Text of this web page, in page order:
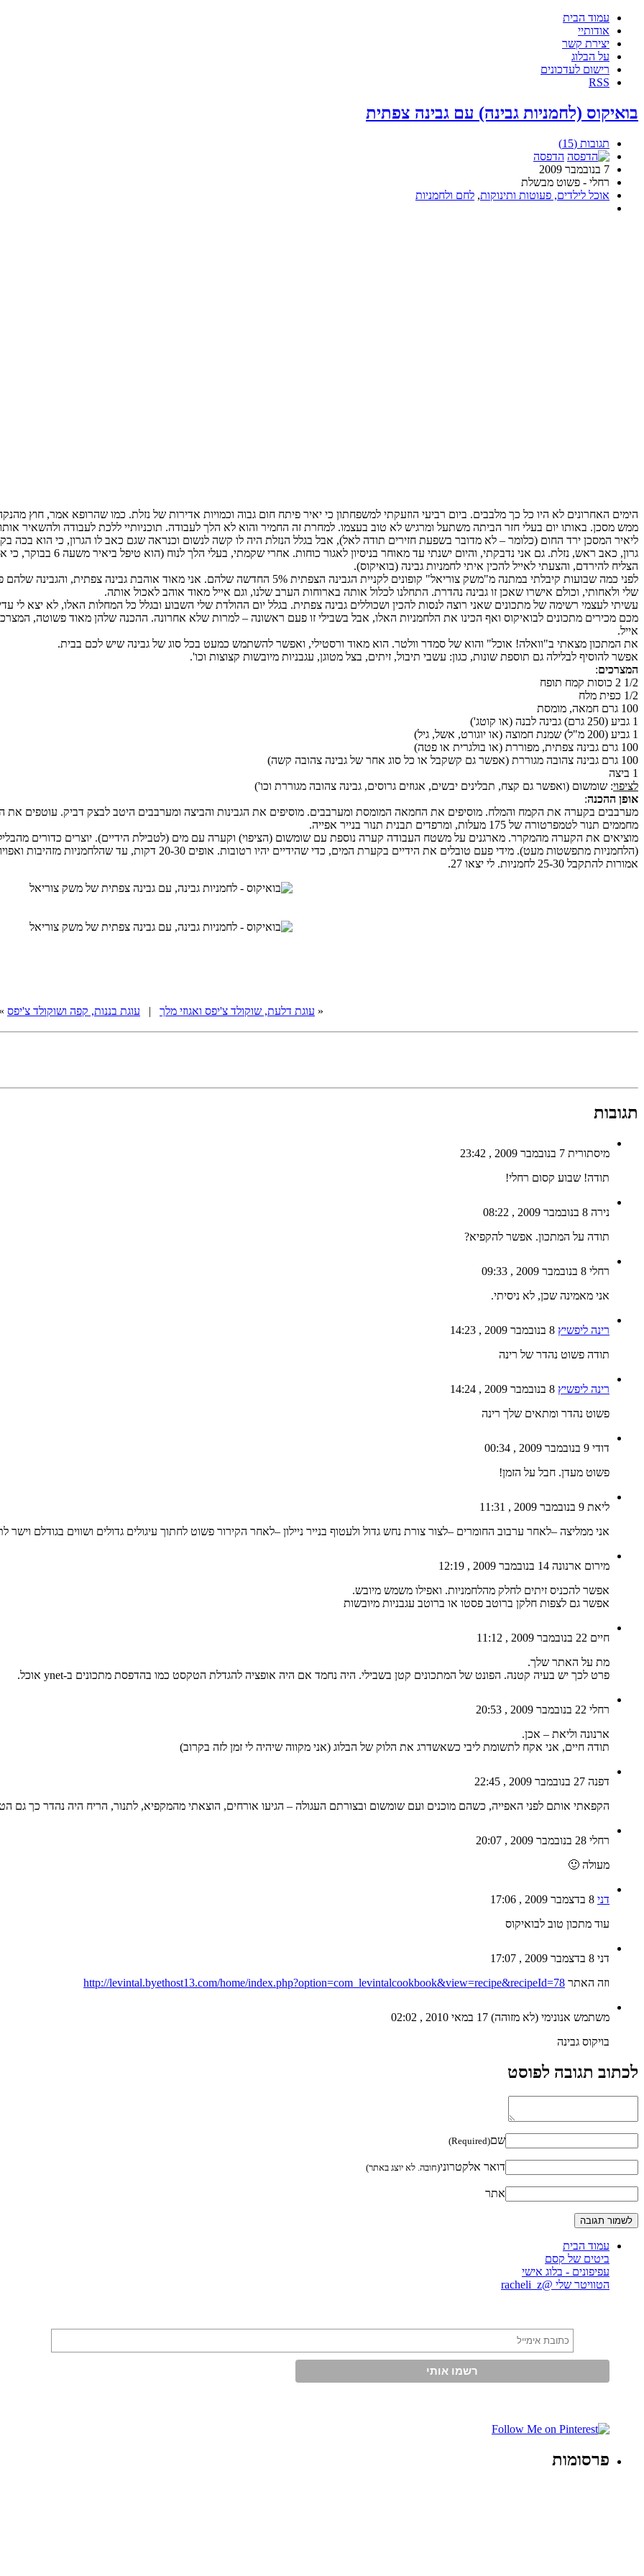
עמוד הבית
אודותיי
יצירת קשר
על הבלוג
רישום לעדכונים
RSS
בואיקוס (לחמניות גבינה) עם גבינה צפתית
תגובות (15)
הדפסה
7 בנובמבר 2009
רחלי - פשוט מבשלת
אוכל לילדים, פעוטות ותינוקות, לחם ולחמניות
הימים האחרונים לא היו כל כך מלבבים. ביום רביעי הוזעקתי למשפחתון כי יאיר פיתח חום גבוה וכמויות אדירות של נזלת. כמו שהרופא אמר, חוץ
ממש מסכן. באותו יום בעלי חזר הביתה משתעל ומרגיש לא טוב בעצמו. למחרת זה החמיר והוא לא הלך לעבודה. תוכניותיי ללכת לעבודה ולהשאיר אותו
ליאיר המסכן ירד החום (כלומר – לא מדובר בשפעת חזירים תודה לאל), אבל בגלל הנזלת היה לו קשה לנשום וכנראה שגם כאב לו הגרון, כי הוא
גרון, כאב ראש, נזלת. גם אני
הצליח להירדם, והצעתי לאייל להכין איתי לחמניות גבינה (בואיקוס).
לפני כמה שבועות קיבלתי במתנה מ"משק צוריאל" קופונים לקניית הגבינה הצפתית 5% החדשה שלהם.
שלי ולאחותי, וכולם אישרו שאכן זו גבינה נהדרת. התחלנו לכלול אותה בארוחות הערב שלנו, וגם אייל מאוד אוהב לאכול אותה.
עשיתי לעצמי רשימה של מתכונים שאני רוצה לנסות להכין ושכוללים גבינה צפתית. בגלל יום ההולדת שלי השבוע ובגלל כל המחלות האלו, לא יצא לי
מכם מכירים מתכונים לבואיקוס ואף הכינו את הלחמניות האלו, אבל בשבילי זו פעם ראשונה – למרות שלא אחרונה. ההכנה שלהן מאוד פשוטה,
אייל.
את המתכון מצאתי ב"וואלה! אוכל" והוא של סמדר וולטר. הוא מאוד ורסטילי, ואפשר להשתמש כמעט בכל סוג של גבינה שיש לכם בבית.
אפשר להוסיף לבלילה גם תוספת שונות, כגון: עשבי תיבול, זיתים, בצל מטוגן, עגבניות מיובשות קצוצות וכו'.
המצרכים:
1/2 2 כוסות קמח תופח
1/2 כפית מלח
100 גרם חמאה, מומסת
1 גביע (250 גרם) גבינה לבנה (או קוטג')
1 גביע (200 מ"ל) שמנת חמוצה (או יוגורט, אשל, גיל)
100 גרם גבינה צפתית, מפוררת (או בולגרית או פטה)
100 גרם גבינה צהובה מגוררת (אפשר גם קשקבל או כל סוג אחר של גבינה צהובה קשה)
1 ביצה
לציפוי: שומשום (ואפשר גם קצח, תבלינים יבשים, אגוזים גרוסים, גבינה צהובה מגוררת וכו')
אופן ההכנה:
מערבבים בקערה את הקמח והמלח. מוסיפים את החמאה המומסת ומערבבים. מוסיפים את הגבינות והביצה ומערבבים היטב לבצק דביק. עוטפים את
מחממים תנור לטמפרטורה של 175 מעלות, ומרפדים תבנית תנור בנייר אפייה.
מוציאים את הקערה מהמקרר. מארגנים על משטח העבודה קערה נוספת עם שומשום (הציפוי) וקערה עם מים (לטבילת הידיים). יוצרים כדורים
(הלחמניות מתפשטות מעט). מידי פעם טובלים את הידיים בקערת המים, כדי שהידיים יהיו רטובות. אופים 20-30 דקות, עד שהלחמניות מזהיבות ואפויות גם מבפנים (פותחים אחת כדי לבדוק).
אמורות להתקבל 25-30 לחמניות. לי יצאו 27.
« עוגת דלעת, שוקולד צ'יפס ואגוזי מלך | עוגת בננות, קפה ושוקולד צ'יפס
תגובות
מיסתורית 7 בנובמבר 2009 , 23:42
תודה! שבוע קסום רחלי!
נירה 8 בנובמבר 2009 , 08:22
תודה על המתכון. אפשר להקפיא?
רחלי 8 בנובמבר 2009 , 09:33
אני מאמינה שכן, לא ניסיתי.
רינה ליפשיץ 8 בנובמבר 2009 , 14:23
תודה פשוט נהדר של רינה
רינה ליפשיץ 8 בנובמבר 2009 , 14:24
פשוט נהדר ומתאים שלך רינה
דודי 9 בנובמבר 2009 , 00:34
פשוט מעדן. חבל על הזמן!
ליאת 9 בנובמבר 2009 , 11:31
אני ממליצה –לאחר ערבוב החומרים –לצור צורת נחש גדול ולעטוף בנייר ניילון –לאחר הקירור פשוט לחתוך עיגולים גדולים ושווים בגודלם וישר
מירום ארנונה 14 בנובמבר 2009 , 12:19
אפשר להכניס זיתים לחלק מהלחמניות. ואפילו משמש מיובש.
אפשר גם לצפות חלקן ברוטב פסטו או ברוטב עגבניות מיובשות
חיים 22 בנובמבר 2009 , 11:12
מת על האתר שלך.
פרט לכך יש בעיה קטנה. הפונט של המתכונים קטן בשבילי. היה נחמד אם היה אופציה להגדלת הטקסט כמו בהדפסת מתכונים ב-ynet אוכל.
רחלי 22 בנובמבר 2009 , 20:53
ארנונה וליאת – אכן.
תודה חיים, אני אקח לתשומת ליבי כשאשדרג את הלוק של הבלוג (אני מקווה שיהיה לי זמן לזה בקרוב)
דפנה 27 בנובמבר 2009 , 22:45
הקפאתי אותם לפני האפייה, כשהם מוכנים ועם שומשום ובצורתם העגולה – הגיעו אורחים, הוצאתי מהמקפיא, לתנור, הריח היה נהדר כך גם
רחלי 28 בנובמבר 2009 , 20:07
מעולה 🙂
דני 8 בדצמבר 2009 , 17:06
עוד מתכון טוב לבואיקוס
דני 8 בדצמבר 2009 , 17:07
וזה האתר http://levintal.byethost13.com/home/index.php?option=com_levintalcookbook&view=recipe&recipeId=78
משתמש אנונימי (לא מזוהה) 17 במאי 2010 , 02:02
בויקוס גבינה
לכתוב תגובה לפוסט
שם(Required)
דואר אלקטרוני(חובה. לא יוצג באתר)
אתר
עמוד הבית
ביטים של קסם
עפיפונים - בלוג אישי
הטוויטר שלי @racheli_z
פרסומות